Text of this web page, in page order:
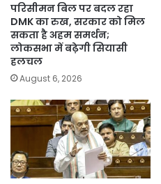
परिसीमन बिल पर बदल रहा
DMK का रुख, सरकार को मिल
सकता है अहम समर्थन;
लोकसभा में बढ़ेगी सियासी
हलचल
August 6, 2026